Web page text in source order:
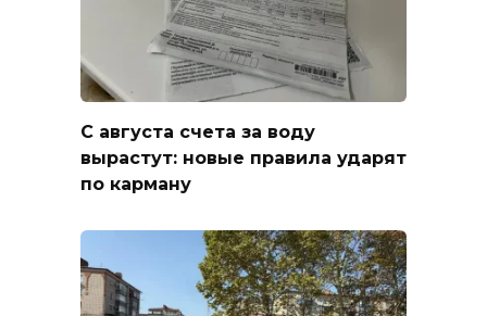
С августа счета за воду
вырастут: новые правила ударят
по карману